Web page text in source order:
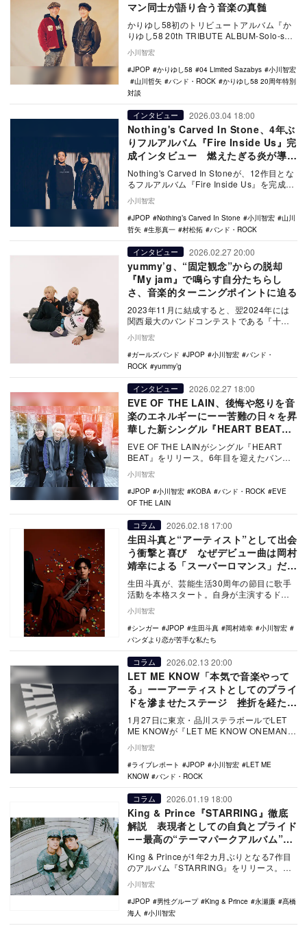
マン同士が語り合う音楽の真髄
かりゆし58初のトリビュートアルバム『か
りゆし58 20th TRIBUTE ALBUM-Solo-solo
HA!touch-…
小川智宏
JPOP
かりゆし58 04 Limited Sazabys
小川智宏
山川哲矢
バンド・ROCK
かりゆし58 20周年特別
対談
インタビュー 2026.03.04 18:00
Nothing's Carved In Stone、4年ぶ
りフルアルバム『Fire Inside Us』完
成インタビュー 燃えたぎる炎が導
く“未来”
Nothing's Carved In Stoneが、12作目とな
るフルアルバム『Fire Inside Us』を完成さ
せた。2…
小川智宏
JPOP
Nothing’s Carved In Stone 小川智宏
山川
哲矢
生形真一 村松拓 バンド・ROCK
インタビュー 2026.02.27 20:00
yummy’g、“固定観念”からの脱却
『My jam』で鳴らす自分たちらし
さ、音楽的ターニングポイントに迫る
2023年11月に結成すると、翌2024年には
関西最大のバンドコンテストである『十代
白書』で決勝大会に進出し、その後も関西
圏を中…
小川智宏
ガールズバンド
JPOP 小川智宏
バンド・
ROCK
yummy’g
インタビュー 2026.02.27 18:00
EVE OF THE LAIN、後悔や怒りを音
楽のエネルギーにーー苦難の日々を昇
華した新シングル『HEART BEAT』
を語る
EVE OF THE LAINがシングル『HEART
BEAT』をリリース。6年目を迎えたバンド
のキャリアと同作の制作について話…
小川智宏
JPOP
小川智宏 KOBA バンド・ROCK
EVE
OF THE LAIN
コラム 2026.02.18 17:00
生田斗真と“アーティスト”として出会
う衝撃と喜び なぜデビュー曲は岡村
靖幸による「スーパーロマンス」だっ
たのか？
生田斗真が、芸能生活30周年の節目に歌手
活動を本格スタート。自身が主演するドラ
マ『パンダより恋が苦手な私たち』（日本
テレビ系）の…
小川智宏
シンガー
JPOP 生田斗真 岡村靖幸
小川智宏
パンダより恋が苦手な私たち
コラム 2026.02.13 20:00
LET ME KNOW「本気で音楽やって
る」ーーアーティストとしてのプライ
ドを滲ませたステージ 挫折を経た3
人が示す“道標”
1月27日に東京・品川ステラボールでLET
ME KNOWが『LET ME KNOW ONEMAN
LIVE - SCENE_2…
小川智宏
ライブレポート
JPOP 小川智宏
LET ME
KNOW
バンド・ROCK
コラム 2026.01.19 18:00
King & Prince『STARRING』徹底
解説 表現者としての自負とプライド
――最高の“テーマパークアルバム”で
ある理由
King & Princeが1年2カ月ぶりとなる7作目
のアルバム『STARRING』をリリース。ア
ルバムの全曲が架空の映画の主題…
小川智宏
JPOP
男性グループ King & Prince 永瀬廉
髙橋
海人
小川智宏